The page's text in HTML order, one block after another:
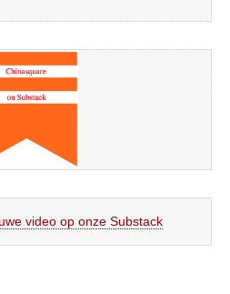
video op onze Substack